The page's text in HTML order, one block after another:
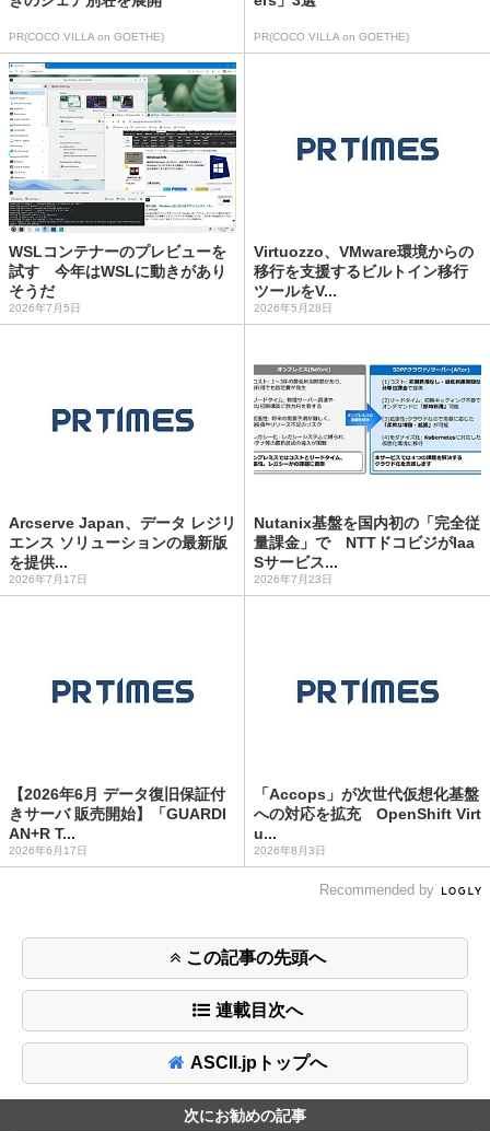
PR(COCO VILLA on GOETHE) PR(COCO VILLA on GOETHE)
WSLコンテナーのプレビューを
試す 今年はWSLに動きがあり
そうだ
2026年7月5日
Virtuozzo、VMware環境からの
移行を支援するビルトイン移行
ツールをV...
2026年5月28日
Arcserve Japan、データ レジリ
エンス ソリューションの最新版
を提供...
2026年7月17日
Nutanix基盤を国内初の「完全従
量課金」で NTTドコビジがIaa
Sサービス...
2026年7月23日
【2026年6月 データ復旧保証付
きサーバ 販売開始】「GUARDI
AN+R T...
2026年6月17日
「Accops」が次世代仮想化基盤
への対応を拡充 OpenShift Virt
u...
2026年8月3日
Recommended by
この記事の先頭へ
連載目次へ
ASCII.jpトップへ
次にお勧めの記事